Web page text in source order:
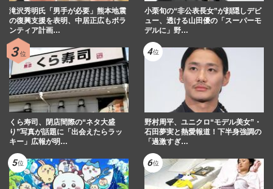
滝沢秀明氏「男手が必要」熊本地震
の復興支援を表明、中居正広もボラ
ンティア計画…
小栗旬の“非公表長女”が顔隠しデビ
ュー、透ける山田優の「スーパーモ
デルに」野…
くら寿司、閉店間際の“ネタ大盛
り”写真が話題に「出会えたらラッ
キー」広報が明…
野村周平、ユニクロ“モデル美女”・
石田夢実と熱愛報道！下半身強調の
「過激すぎ…